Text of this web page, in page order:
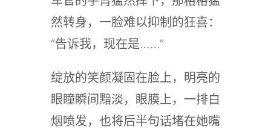
然转身，一脸难以抑制的狂喜：
“告诉我，现在是……”
绽放的笑颜凝固在脸上，明亮的
眼瞳瞬间黯淡，眼膜上，一排白
烟喷发，也将后半句话堵在她嘴